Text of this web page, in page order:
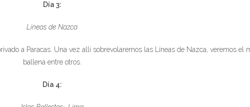
Día 3:
Líneas de Nazca
a Paracas. Una vez allí sobrevolaremos las Líneas de Nazca, veremos el
ballena entre otros.
Día 4: